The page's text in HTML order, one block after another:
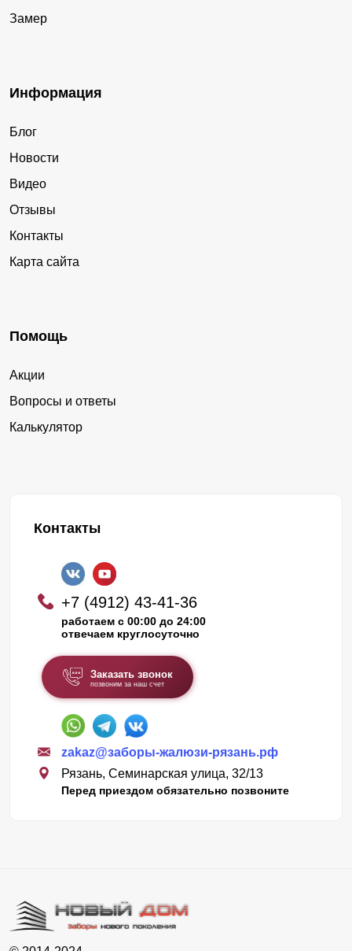
Замер
Информация
Блог
Новости
Видео
Отзывы
Контакты
Карта сайта
Помощь
Акции
Вопросы и ответы
Калькулятор
Контакты
+7 (4912) 43-41-36
работаем с 00:00 до 24:00
отвечаем круглосуточно
Заказать звонок
позвоним за наш счет
zakaz@заборы-жалюзи-рязань.рф
Рязань, Семинарская улица, 32/13
Перед приездом обязательно позвоните